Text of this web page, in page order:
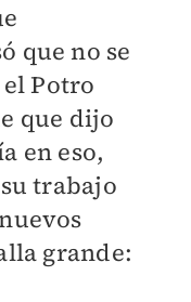
que no se
Potro
que dijo
en eso,
trabajo
grande: